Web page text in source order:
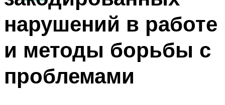
нарушений в работе
и методы борьбы с
проблемами